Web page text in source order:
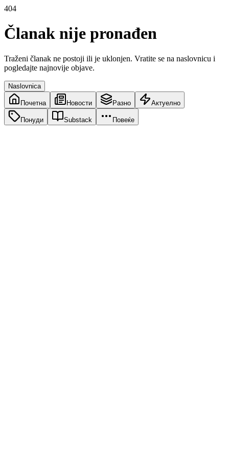
404
Članak nije pronađen
Traženi članak ne postoji ili je uklonjen. Vratite se na naslovnicu i
pogledajte najnovije objave.
Naslovnica
Почетна Новости Разно Актуелно
Понуди Substack Повеќе